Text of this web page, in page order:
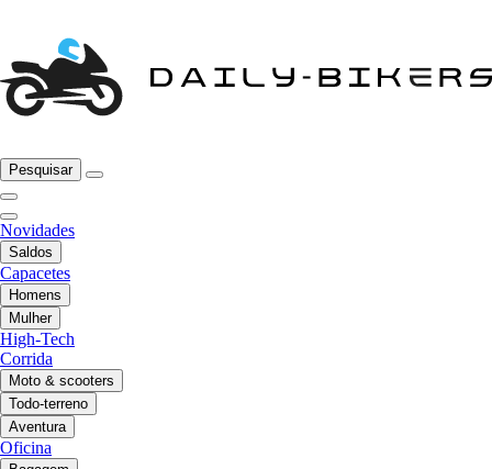
Pesquisar
Novidades
Saldos
Capacetes
Homens
Mulher
High-Tech
Corrida
Moto & scooters
Todo-terreno
Aventura
Oficina